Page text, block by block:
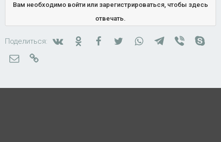
Вам необходимо войти или зарегистрироваться, чтобы здесь
отвечать.
Поделиться: ВконтактеОдноклассники
FacebookTwitterWhatsAppTelegram
Viber
Электронная почта